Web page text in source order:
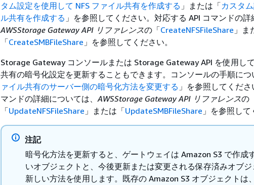
タム設定を使用して NFS ファイル共有を作成する 」または「カスタ
ル共有を作成する 」を参照してください。対応する API コマンドの詳
AWSStorage Gateway API リファレンスの「CreateNFSFileShare 」ま
「CreateSMBFileShare 」を参照してください。
Storage Gateway コンソールまたは Storage Gateway API を使用し
共有の暗号化設定を更新することもできます。コンソールの手順につ
ァイル共有のサーバー側の暗号化方法を変更する 」を参照してくだ
マンドの詳細については、AWSStorage Gateway API リファレンスの
「UpdateNFSFileShare 」または「UpdateSMBFileShare 」を参照して
注記
暗号化方法を更新すると、ゲートウェイは Amazon S3 で作成
いオブジェクトと、今後更新または変更される保存済みオブ
新しい方法を使用します。既存の Amazon S3 オブジェクトは